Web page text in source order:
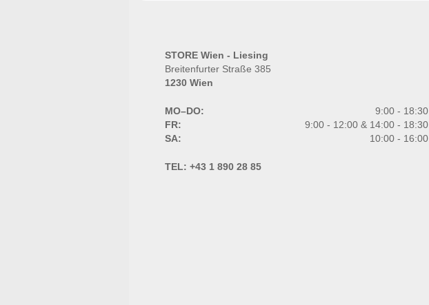
STORE Wien - Liesing
Breitenfurter Straße 385
1230 Wien
MO–DO:
9:00 - 18:30
FR:
9:00 - 12:00 & 14:00 - 18:30
SA:
10:00 - 16:00
TEL: +43 1 890 28 85